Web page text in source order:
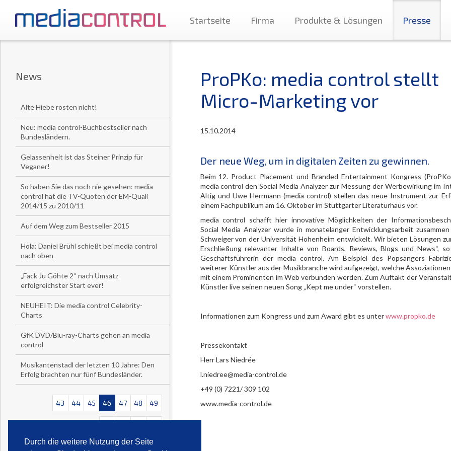
Durch die weitere Nutzung der Seite
Startseite Firma Produkte & Lösungen Presse
News
Alte Hiebe rosten nicht!
Neu: media control-Buchbestseller nach
Bundesländern.
Gelassenheit ist das Steiner Prinzip für
Veganer!
So haben Sie das noch nie gesehen: media
control hat die TV-Quoten der EM-Quali
2014/15 zu 2010/11
Auf dem Weg zum Bestseller 2015
Hola: Daniel Brühl schießt bei media control
nach oben
„Fack Ju Göhte 2“ nach Umsatz
erfolgreichster Start ever!
NEUHEIT: Die media control Celebrity-
Charts
GfK DVD/Blu-ray-Charts gehen an media
control
Musikantenstadl der letzten 10 Jahre: Den
Erfolg brachten nur fünf Bundesländer.
43 44 45 46 47 48 49
ProPKo: media control stellt
Micro-Marketing vor
15.10.2014
Der neue Weg, um in digitalen Zeiten zu gewinnen.
Beim 12. Product Placement und Branded Entertainment Kongress
media control den Social Media Analyzer zur Messung der Werbewirkung im
Altig und Uwe Herrmann (media control) stellen das neue Instrument zur
einem Fachpublikum am 16. Oktober im Stuttgarter Literaturhaus vor.
media control schafft hier innovative Möglichkeiten der
Social Media Analyzer wurde in monatelanger Entwicklungsarbeit
Schweiger von der Universität Hohenheim entwickelt. Wir bieten Lösungen
Erschließung relevanter Inhalte von Boards, Reviews, Blogs und News“,
Geschäftsführerin der media control. Am Beispiel des Popsängers
weiterer Künstler aus der Musikbranche wird aufgezeigt, welche
mit einem Prominenten im Web verbunden werden. Zum Auftakt der
Künstler live seinen neuen Song „Kept me under“ vorstellen.
Informationen zum Kongress und zum Award gibt es unterwww.propko.de
Pressekontakt
Herr Lars Niedrée
l.niedree@media-control.de
+49 (0) 7221/ 309 102
www.media-control.de